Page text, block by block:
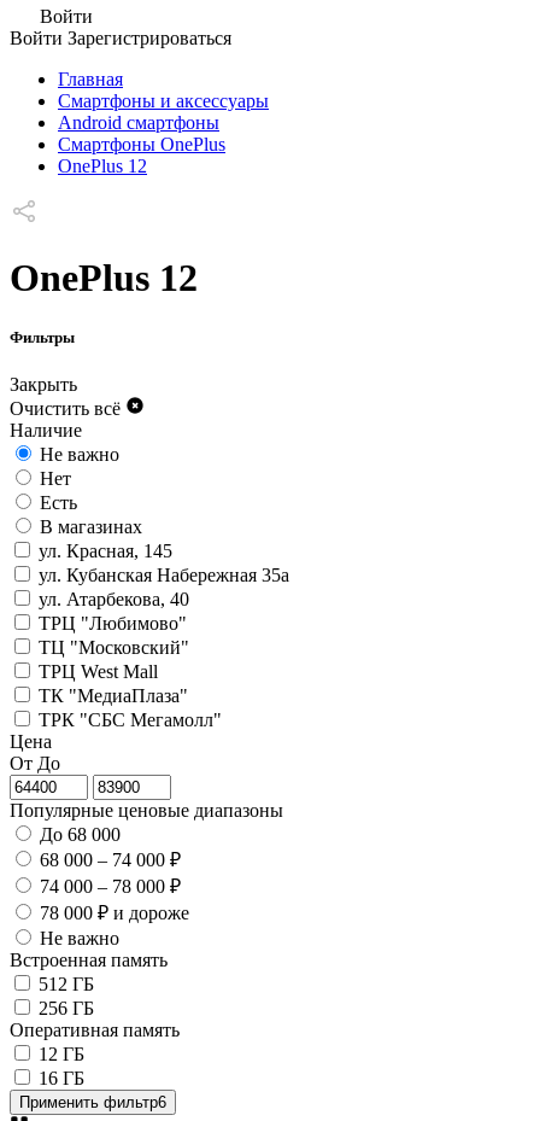
Войти
Войти Зарегистрироваться
Главная
Смартфоны и аксессуары
Android cмартфоны
Смартфоны OnePlus
OnePlus 12
OnePlus 12
Фильтры
Закрыть
Очистить всё
Наличие
Не важно
Нет
Есть
В магазинах
ул. Красная, 145
ул. Кубанская Набережная 35а
ул. Атарбекова, 40
ТРЦ "Любимово"
ТЦ "Московский"
ТРЦ West Mall
ТК "МедиаПлаза"
ТРК "СБС Мегамолл"
Цена
От До
Популярные ценовые диапазоны
До 68 000
68 000 – 74 000 ₽
74 000 – 78 000 ₽
78 000 ₽ и дороже
Не важно
Встроенная память
512 ГБ
256 ГБ
Оперативная память
12 ГБ
16 ГБ
Применить фильтр6